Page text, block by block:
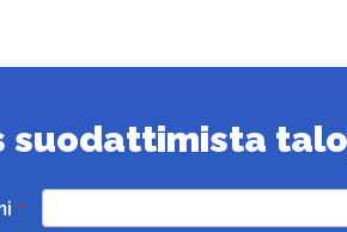
suodattimista